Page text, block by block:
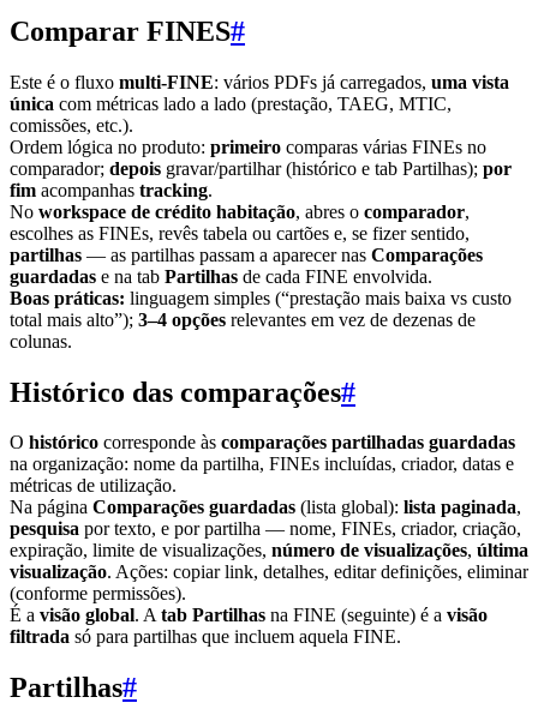
Comparar FINES#
Este é o fluxo multi-FINE: vários PDFs já carregados, uma vista
única com métricas lado a lado (prestação, TAEG, MTIC,
comissões, etc.).
Ordem lógica no produto: primeiro comparas várias FINEs no
comparador; depois gravar/partilhar (histórico e tab Partilhas); por
fim acompanhas tracking.
No workspace de crédito habitação, abres o comparador,
escolhes as FINEs, revês tabela ou cartões e, se fizer sentido,
partilhas — as partilhas passam a aparecer nas Comparações
guardadas e na tab Partilhas de cada FINE envolvida.
Boas práticas: linguagem simples (“prestação mais baixa vs custo
total mais alto”); 3–4 opções relevantes em vez de dezenas de
colunas.
Histórico das comparações#
O histórico corresponde às comparações partilhadas guardadas
na organização: nome da partilha, FINEs incluídas, criador, datas e
métricas de utilização.
Na página Comparações guardadas (lista global): lista paginada,
pesquisa por texto, e por partilha — nome, FINEs, criador, criação,
expiração, limite de visualizações, número de visualizações, última
visualização. Ações: copiar link, detalhes, editar definições, eliminar
(conforme permissões).
É a visão global. Atab Partilhas na FINE (seguinte) é a visão
filtrada só para partilhas que incluem aquela FINE.
Partilhas#